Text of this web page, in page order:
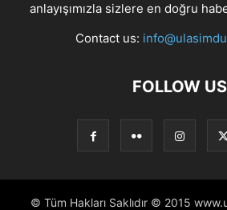
anlayışımızla sizlere en doğru
Contact us:
FOLLOW US
© Tüm Hakları Saklıdır © 2015